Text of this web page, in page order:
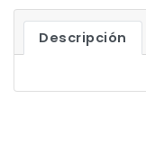
Descripción